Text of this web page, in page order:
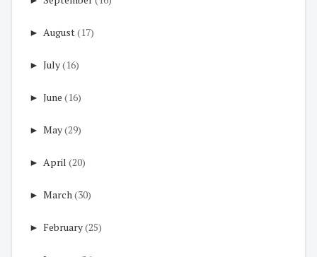
► August(17)
► July(16)
► June (16)
► May(29)
► April (20)
► March(30)
► February(25)